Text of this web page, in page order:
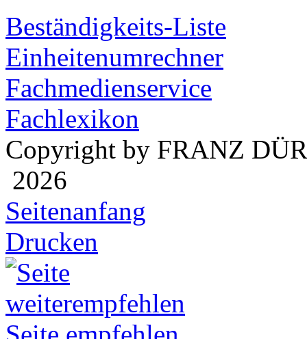
Beständigkeits-Liste
Einheitenumrechner
Fachmedienservice
Fachlexikon
Copyright by FRANZ
2026
Seitenanfang
Drucken